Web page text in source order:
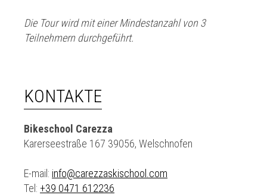
Die Tour wird mit einer Mindestanzahl von 3
Teilnehmern durchgeführt.
KONTAKTE
Bikeschool Carezza
Karerseestraße 167 39056, Welschnofen
E-mail: info@carezzaskischool.com
Tel: +39 0471 612236